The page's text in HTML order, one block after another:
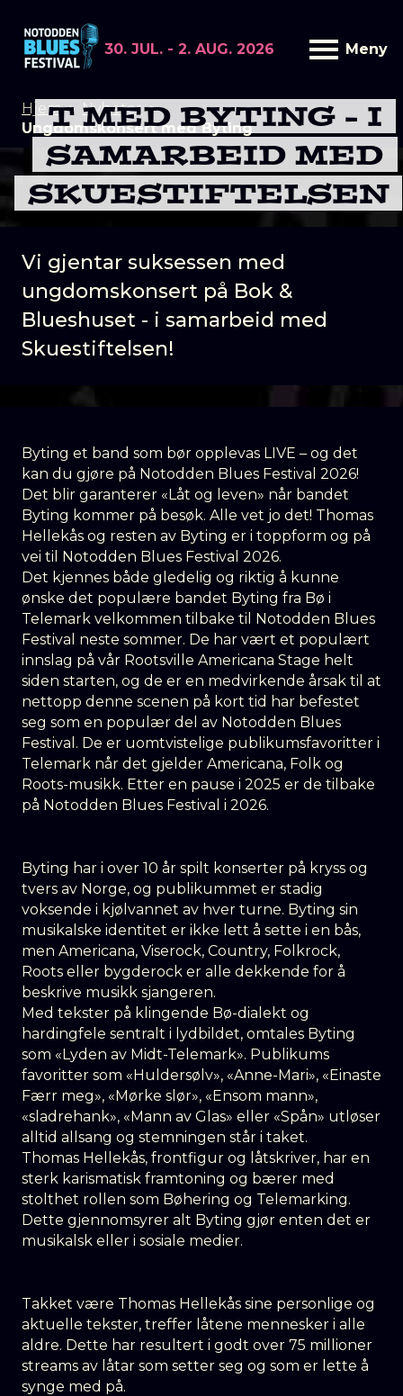
30. JUL. - 2. AUG. 2026 Meny
Hjem
Nyheter
Ungdomskonsert med Byting
UNGDOMSKONSER
T MED BYTING - I
SAMARBEID MED
SKUESTIFTELSEN
Vi gjentar suksessen med
ungdomskonsert på Bok &
Blueshuset - i samarbeid med
Skuestiftelsen!
Byting et band som bør opplevas LIVE – og det
kan du gjøre på Notodden Blues Festival 2026!
Det blir garanterer «Låt og leven» når bandet
Byting kommer på besøk. Alle vet jo det! Thomas
Hellekås og resten av Byting er i toppform og på
vei til Notodden Blues Festival 2026.
Det kjennes både gledelig og riktig å kunne
ønske det populære bandet Byting fra Bø i
Telemark velkommen tilbake til Notodden Blues
Festival neste sommer. De har vært et populært
innslag på vår Rootsville Americana Stage helt
siden starten, og de er en medvirkende årsak til at
nettopp denne scenen på kort tid har befestet
seg som en populær del av Notodden Blues
Festival. De er uomtvistelige publikumsfavoritter i
Telemark når det gjelder Americana, Folk og
Roots-musikk. Etter en pause i 2025 er de tilbake
på Notodden Blues Festival i 2026.
Byting har i over 10 år spilt konserter på kryss og
tvers av Norge, og publikummet er stadig
voksende i kjølvannet av hver turne. Byting sin
musikalske identitet er ikke lett å sette i en bås,
men Americana, Viserock, Country, Folkrock,
Roots eller bygderock er alle dekkende for å
beskrive musikk sjangeren.
Med tekster på klingende Bø-dialekt og
hardingfele sentralt i lydbildet, omtales Byting
som «Lyden av Midt-Telemark». Publikums
favoritter som «Huldersølv», «Anne-Mari», «Einaste
Færr meg», «Mørke slør», «Ensom mann»,
«sladrehank», «Mann av Glas» eller «Spån» utløser
alltid allsang og stemningen står i taket.
Thomas Hellekås, frontfigur og låtskriver, har en
sterk karismatisk framtoning og bærer med
stolthet rollen som Bøhering og Telemarking.
Dette gjennomsyrer alt Byting gjør enten det er
musikalsk eller i sosiale medier.
Takket være Thomas Hellekås sine personlige og
aktuelle tekster, treffer låtene mennesker i alle
aldre. Dette har resultert i godt over 75 millioner
streams av låtar som setter seg og som er lette å
synge med på.